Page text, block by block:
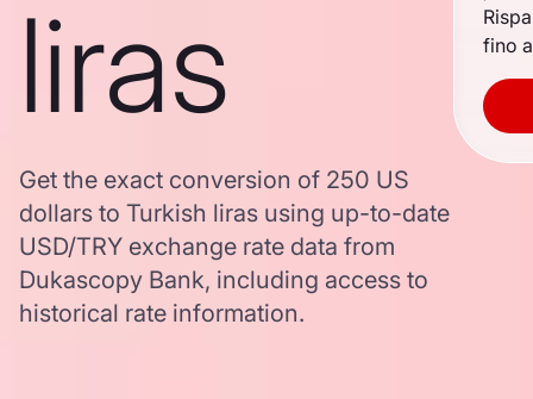
liras
Get the exact conversion of 250 US
dollars to Turkish liras using up-to-date
USD/TRY exchange rate data from
Dukascopy Bank, including access to
historical rate information.
fino a